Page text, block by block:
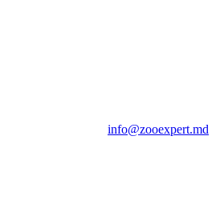
info@zooexpert.md